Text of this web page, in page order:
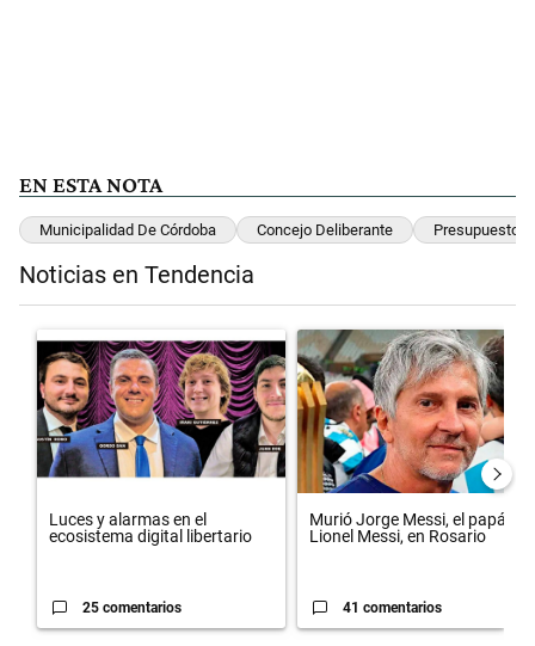
EN ESTA NOTA
Municipalidad De Córdoba Concejo Deliberante Presupuesto
Noticias en Tendencia
Un artículo de tendencia con el título "Luces y alarmas en el
Luces y alarmas en el
ecosistema digital libertario
25 comentarios
Un artículo de tendencia con el
Murió Jorge Messi, el papá de
Lionel Messi, en Rosario
41 comentarios